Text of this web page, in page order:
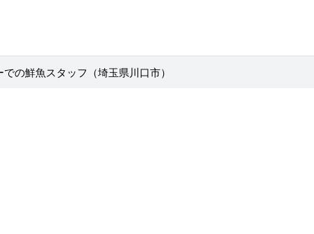
の鮮魚スタッフ（埼玉県川口市）